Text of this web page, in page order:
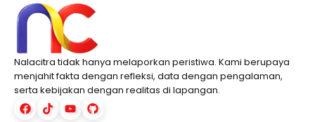
Nalacitra tidak hanya melaporkan peristiwa. Kami berupaya
menjahit fakta dengan refleksi, data dengan pengalaman,
serta kebijakan dengan realitas di lapangan.